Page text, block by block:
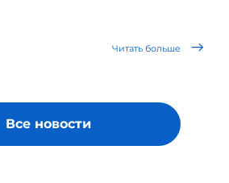
Читать больше
Все новости